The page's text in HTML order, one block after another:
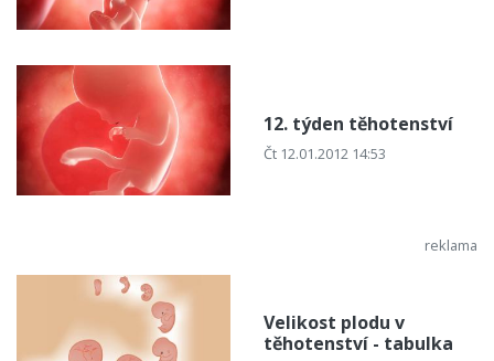
12. týden těhotenství
Čt 12.01.2012 14:53
Velikost plodu v
těhotenství - tabulka